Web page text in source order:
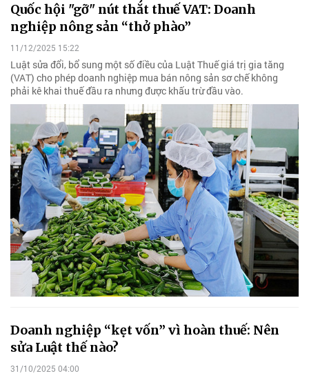
Quốc hội "gỡ" nút thắt thuế VAT: Doanh
nghiệp nông sản “thở phào”
11/12/2025 15:22
Luật sửa đổi, bổ sung một số điều của Luật Thuế giá trị gia tăng
(VAT) cho phép doanh nghiệp mua bán nông sản sơ chế không
phải kê khai thuế đầu ra nhưng được khấu trừ đầu vào.
Doanh nghiệp “kẹt vốn” vì hoàn thuế: Nên
sửa Luật thế nào?
31/10/2025 04:00